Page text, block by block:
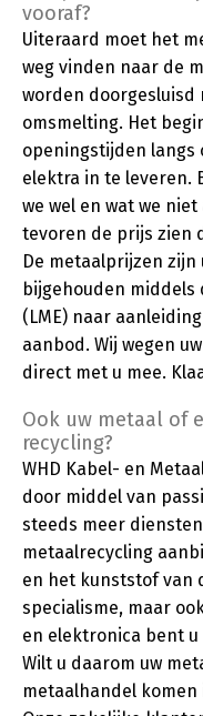
vooraf?
Uiteraard moet het
weg vinden naar de
worden
omsmelting. Het
openingstijden langs
elektra in te leveren.
we wel en wat we
tevoren de prijs zien
De metaalprijzen
bijgehouden middels
(LME) naar
aanbod. Wij wegen
direct met u mee.
Ook uw metaal of
recycling?
WHD Kabel- en
door middel van
steeds meer
metaalrecycling
en het kunststof van
specialisme, maar
en elektronica bent
Wilt u daarom uw
metaalhandel